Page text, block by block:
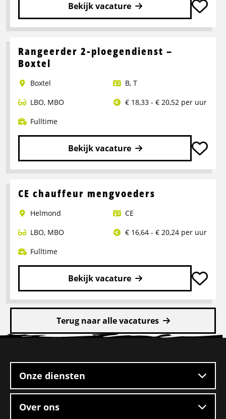
Bekijk vacature
Lees
over
Portaalwagen
Rangeerder 2-ploegendienst –
Boxtel
Boxtel B, T
LBO, MBO
€ 18,33 - € 20,52 per uur
Fulltime
Bekijk vacature
Lees
over
2-
ploegendienst
Boxtel
CE chauffeur mengvoeders
Helmond
CE
LBO, MBO
€ 16,64 - € 20,24 per uur
Fulltime
Bekijk vacature
Lees
meer
CE
Terug naar alle vacatures
footer
Onze diensten
Over ons